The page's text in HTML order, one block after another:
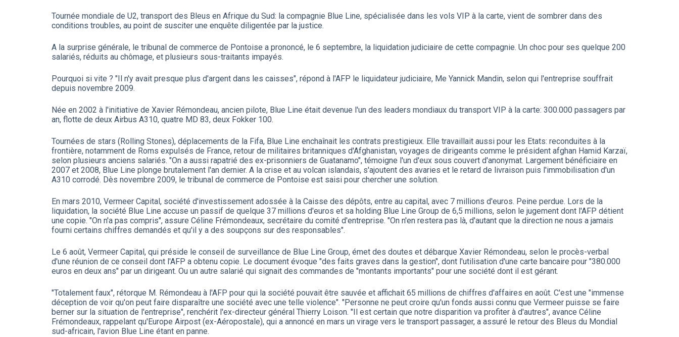
Tournée mondiale de U2, transport des Bleus en Afrique du Sud: la compagnie Blue Line, spécialisée dans les vols VIP à la carte, vient de sombrer dans des
conditions troubles, au point de susciter une enquête diligentée par la justice.
A la surprise générale, le tribunal de commerce de Pontoise a prononcé, le 6 septembre, la liquidation judiciaire de cette compagnie. Un choc pour ses quelque 200
salariés, réduits au chômage, et plusieurs sous-traitants impayés.
Pourquoi si vite ? "Il n'y avait presque plus d'argent dans les caisses", répond à l'AFP le liquidateur judiciaire, Me Yannick Mandin, selon qui l'entreprise souffrait
depuis novembre 2009.
Née en 2002 à l'initiative de Xavier Rémondeau, ancien pilote, Blue Line était devenue l'un des leaders mondiaux du transport VIP à la carte: 300.000 passagers par
an, flotte de deux Airbus A310, quatre MD 83, deux Fokker 100.
Tournées de stars (Rolling Stones), déplacements de la Fifa, Blue Line enchaînait les contrats prestigieux. Elle travaillait aussi pour les Etats: reconduites à la
frontière, notamment de Roms expulsés de France, retour de militaires britanniques d'Afghanistan, voyages de dirigeants comme le président afghan Hamid Karzaï,
selon plusieurs anciens salariés. "On a aussi rapatrié des ex-prisonniers de Guatanamo", témoigne l'un d'eux sous couvert d'anonymat. Largement bénéficiaire en
2007 et 2008, Blue Line plonge brutalement l'an dernier. A la crise et au volcan islandais, s'ajoutent des avaries et le retard de livraison puis l'immobilisation d'un
A310 corrodé. Dès novembre 2009, le tribunal de commerce de Pontoise est saisi pour chercher une solution.
En mars 2010, Vermeer Capital, société d'investissement adossée à la Caisse des dépôts, entre au capital, avec 7 millions d'euros. Peine perdue. Lors de la
liquidation, la société Blue Line accuse un passif de quelque 37 millions d'euros et sa holding Blue Line Group de 6,5 millions, selon le jugement dont l'AFP détient
une copie. "On n'a pas compris", assure Céline Frémondeaux, secrétaire du comité d'entreprise. "On n'en restera pas là, d'autant que la direction ne nous a jamais
fourni certains chiffres demandés et qu'il y a des soupçons sur des responsables".
Le 6 août, Vermeer Capital, qui préside le conseil de surveillance de Blue Line Group, émet des doutes et débarque Xavier Rémondeau, selon le procès-verbal
d'une réunion de ce conseil dont l'AFP a obtenu copie. Le document évoque "des faits graves dans la gestion", dont l'utilisation d'une carte bancaire pour "380.000
euros en deux ans" par un dirigeant. Ou un autre salarié qui signait des commandes de "montants importants" pour une société dont il est gérant.
"Totalement faux", rétorque M. Rémondeau à l'AFP pour qui la société pouvait être sauvée et affichait 65 millions de chiffres d'affaires en août. C'est une "immense
déception de voir qu'on peut faire disparaître une société avec une telle violence". "Personne ne peut croire qu'un fonds aussi connu que Vermeer puisse se faire
berner sur la situation de l'entreprise", renchérit l'ex-directeur général Thierry Loison. "Il est certain que notre disparition va profiter à d'autres", avance Céline
Frémondeaux, rappelant qu'Europe Airpost (ex-Aéropostale), qui a annoncé en mars un virage vers le transport passager, a assuré le retour des Bleus du Mondial
sud-africain, l'avion Blue Line étant en panne.